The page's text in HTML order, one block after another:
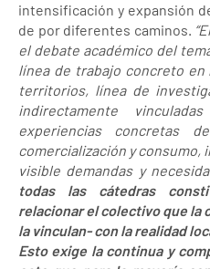
intensificación y expansión
de por diferentes caminos.
el debate académico del
línea de trabajo concreto
territorios, línea de
indirectamente
experiencias concretas
comercialización y
visible demandas y
todas las cátedras
relacionar el colectivo que la
la vinculan- con la realidad
Esto exige la continua y